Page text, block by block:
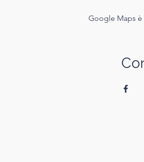
Google Maps è